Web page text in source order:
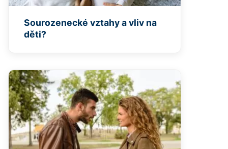
Sourozenecké vztahy a vliv na
děti?